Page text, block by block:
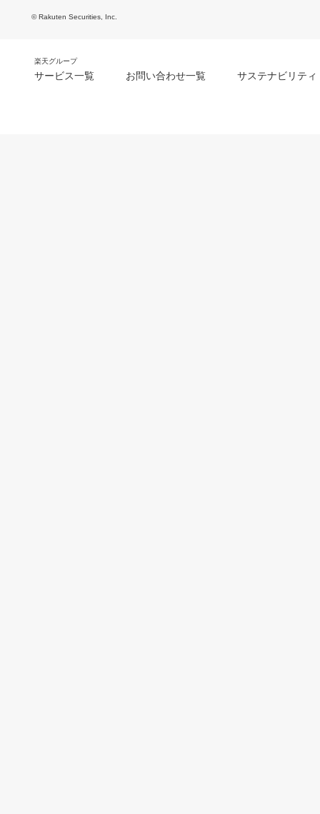
© Rakuten Securities, Inc.
楽天グループ
サービス一覧 お問い合わせ一覧 サステナビリティ